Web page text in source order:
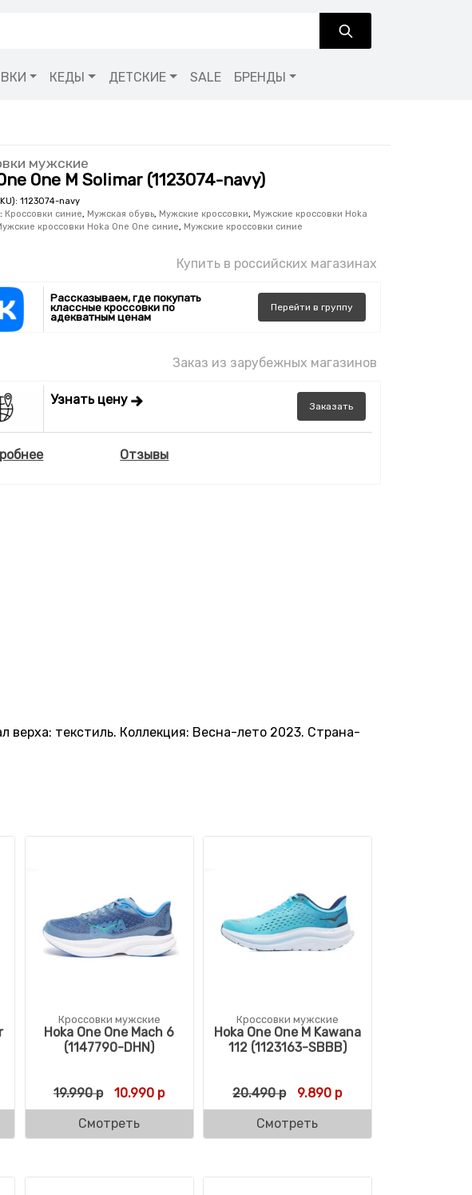
КЕДЫ ДЕТСКИЕ SALE БРЕНДЫ
мужские
One M Solimar (1123074-navy)
1123074-navy
Кроссовки синие, Мужская обувь, Мужские кроссовки, Мужские кроссовки Hoka
кроссовки Hoka One One синие, Мужские кроссовки синие
Купить в российских магазинах
Рассказываем, где покупать
классные кроссовки по
адекватным ценам
Перейти в группу
Заказ из зарубежных магазинов
Узнать цену Заказать
Отзывы
верха: текстиль. Коллекция: Весна-лето 2023. Страна-
р. цена составляла 19.490 р.
цена: 8.990 р.
Кроссовки мужские
Hoka One One Mach 6
(1147790-DHN)
19.990р Первоначальная цена составляла 19.990 р.
10.990 рТекущая цена: 10.990 р.
Смотреть
Кроссовки мужские
Hoka One One M Kawana
112 (1123163-SBBB)
20.490р Первоначальная цена
9.890 рТекущая цена: 9.890
Смотреть